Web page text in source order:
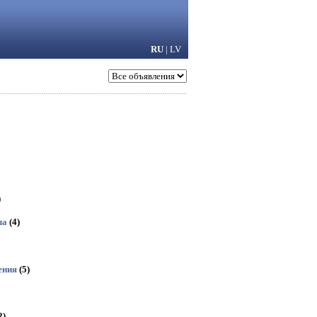
RU | LV
(4)
(5)